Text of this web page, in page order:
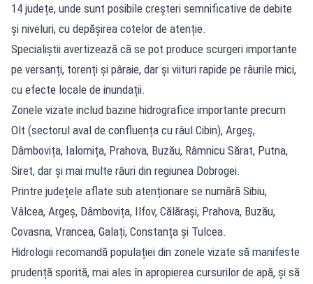
14 județe, unde sunt posibile creșteri semnificative de debite
și niveluri, cu depășirea cotelor de atenție.
Specialiștii avertizează că se pot produce scurgeri importante
pe versanți, torenți și pâraie, dar și viituri rapide pe râurile mici,
cu efecte locale de inundații.
Zonele vizate includ bazine hidrografice importante precum
Olt (sectorul aval de confluența cu râul Cibin), Argeș,
Dâmbovița, Ialomița, Prahova, Buzău, Râmnicu Sărat, Putna,
Siret, dar și mai multe râuri din regiunea Dobrogei.
Printre județele aflate sub atenționare se numără Sibiu,
Vâlcea, Argeș, Dâmbovița, Ilfov, Călărași, Prahova, Buzău,
Covasna, Vrancea, Galați, Constanța și Tulcea.
Hidrologii recomandă populației din zonele vizate să manifeste
prudență sporită, mai ales în apropierea cursurilor de apă, și să